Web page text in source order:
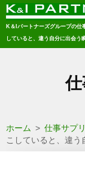
K＆Iパートナーズグループの仕
していると、違う自分に出会う
ホーム > 仕事サプ
こしていると、違う